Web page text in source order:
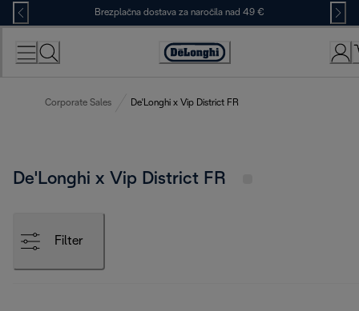
Skip
to
Content
Brezplačna dostava za naročila nad 49 €
Accessibility
Corporate Sales De'Longhi x Vip District FR
De'Longhi x Vip District FR
Filter